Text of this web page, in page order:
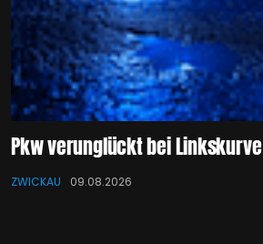
Pkw verunglückt bei Linkskurve
ZWICKAU 09.08.2026